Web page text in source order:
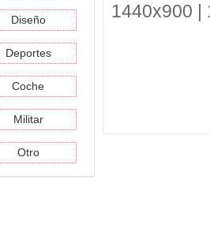
Diseño
Deportes
Coche
Militar
Otro
1440x900 |